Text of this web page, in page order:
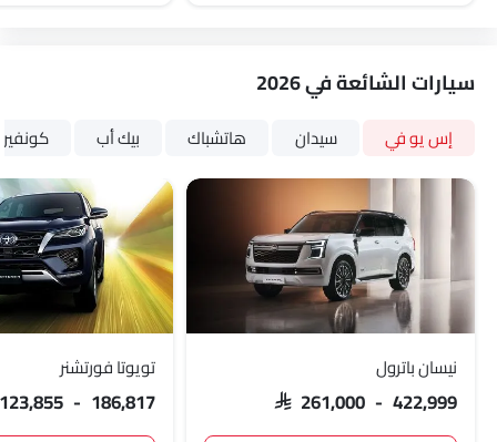
سيارات الشائعة في 2026
إس يو في سيدان هاتشباك بيك أب
نيسان باترول
SAR 261,000 - 422,999
تويوتا فورتشنر
123,855 - 186,817